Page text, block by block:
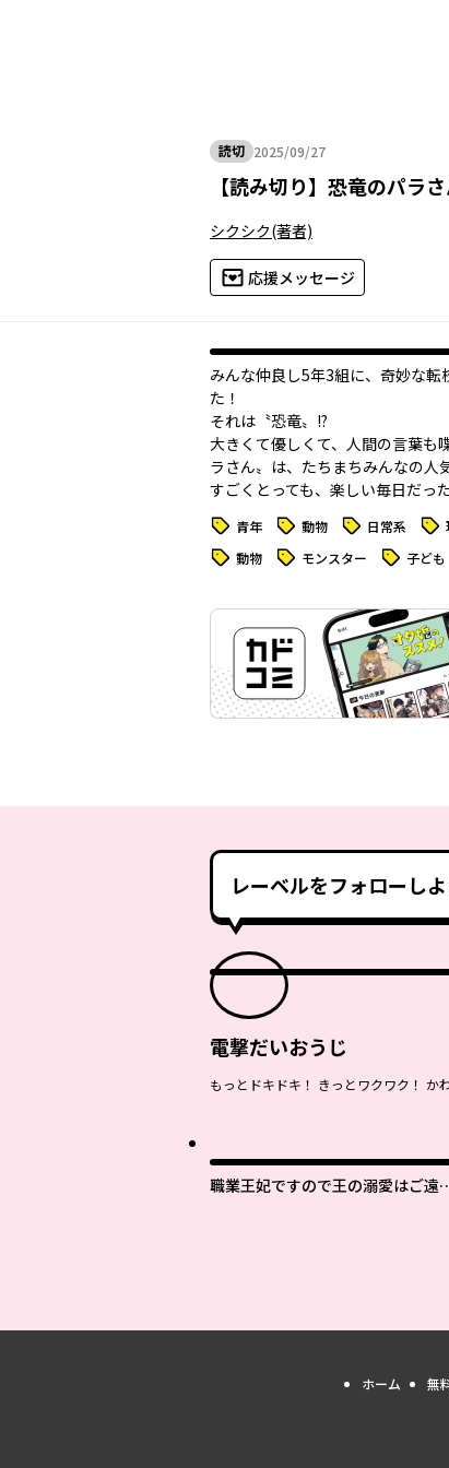
読切 2025/09/27
2025年09月27日
【読み切り】 恐竜のパラ
シクシク(著者)
応援メッセージ
みんな仲良し5年3組に、奇妙な転
た！
それは――〝恐竜〟!?
大きくて優しくて、人間の言葉も
ラさん〟は、たちまちみんなの人
すごくとっても、楽しい毎日だっ
タグ 青年 タグ 動物 タグ 日常系 タグ
タグ 動物 タグ モンスター タグ 子ども
レーベルをフォローしよ
電撃だいおうじ
もっとドキドキ！ きっとワクワク！
職業王妃ですので王の溺愛はご遠
ホーム 無